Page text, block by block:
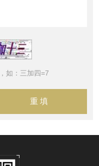
如：三加四=7